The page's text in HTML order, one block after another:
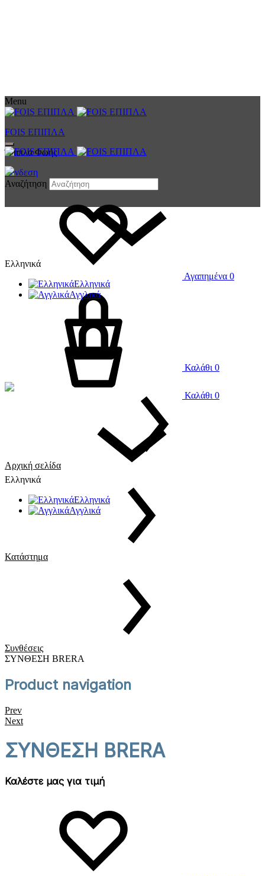
Menu
FOIS ΕΠΙΠΛΑ
Έπιπλα Φωής
Σύνδεση
Αναζήτηση
Αγαπημένα 0
Καλάθι 0
Ελληνικά
Ελληνικά
Αγγλικά
Ελληνικά
Ελληνικά
Αγγλικά
Καλάθι 0
Αρχική σελίδα
Κατάστημα
Συνθέσεις
ΣΥΝΘΕΣΗ BRERA
Product navigation
Prev
Next
ΣΥΝΘΕΣΗ BRERA
Καλέστε μας για τιμή